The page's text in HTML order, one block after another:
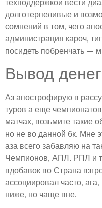
долготерпеливые и
сомнений в том, чего
администрация кароч,
посидеть побренчать –
Вывод денег
Аз апострофирую в
туров а еще
матчах, возьмите такие
но не во данной бк. Мне
аза всего забавляю на
Чемпионов, АПЛ, РПЛ и
вдобавок во Страна
ассоциировал часто,
ниже, но чаще вне.